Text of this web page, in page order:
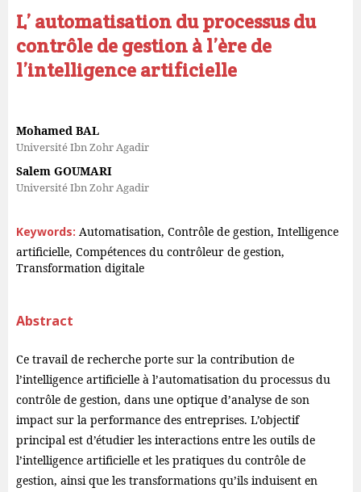
L’ automatisation du processus du
contrôle de gestion à l’ère de
l’intelligence artificielle
Mohamed BAL
Université Ibn Zohr Agadir
Salem GOUMARI
Université Ibn Zohr Agadir
Keywords: Automatisation, Contrôle de gestion, Intelligence
artificielle, Compétences du contrôleur de gestion,
Transformation digitale
Abstract
Ce travail de recherche porte sur la contribution de
l’intelligence artificielle à l’automatisation du processus du
contrôle de gestion, dans une optique d’analyse de son
impact sur la performance des entreprises. L’objectif
principal est d’étudier les interactions entre les outils de
l’intelligence artificielle et les pratiques du contrôle de
gestion, ainsi que les transformations qu’ils induisent en